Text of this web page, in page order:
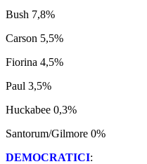
Bush 7,8%
Carson 5,5%
Fiorina 4,5%
Paul 3,5%
Huckabee 0,3%
Santorum/Gilmore 0%
DEMOCRATICI: